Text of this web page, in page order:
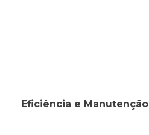
Eficiência e Manutenção